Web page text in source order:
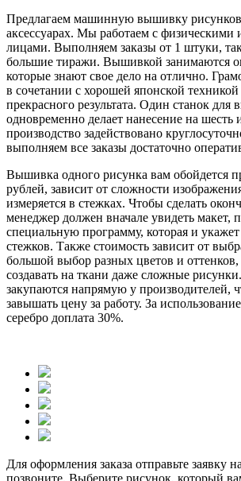
Предлагаем машинную вышивку
аксессуарах. Мы работаем с
лицами. Выполняем заказы от 1 штуки,
большие тиражи. Вышивкой занимаются
которые знают свое дело на отлично.
в сочетании с хорошей японской техникой
прекрасного результата. Один станок для
одновременно делает нанесение на шесть
производство задействовано
выполняем все заказы достаточно
Вышивка одного рисунка вам обойдется
рублей, зависит от сложности
измеряется в стежках. Чтобы сделать
менеджер должен вначале увидеть макет,
специальную программу, которая и укажет
стежков. Также стоимость зависит от
большой выбор разных цветов и
создавать на ткани даже сложные
закупаются напрямую у производителей,
завышать цену за работу. За
серебро доплата 30%.
Для оформления заказа отправьте заявку
позвоните. Выберите рисунок, который